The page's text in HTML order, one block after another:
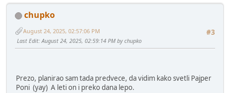
chupko
#3
August 24, 2025, 02:57:06 PM
Last Edit: August 24, 2025, 02:59:14 PM by chupko
Prezo, planirao sam tada predvece, da vidim kako svetli Pajper
Poni (yay) A leti on i preko dana lepo.